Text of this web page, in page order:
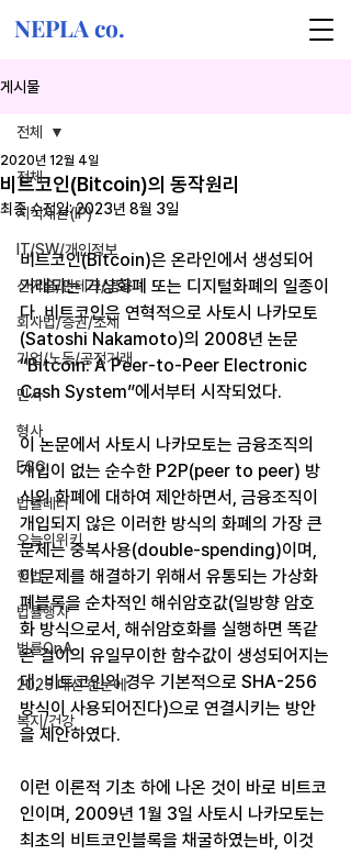
NEPLA co.
게시물
전체
지식재산(IP)
IT/SW/개인정보
신기술/핀테크/금융
회사법/증권/조세
기업/노동/공정거래
민사
형사
ESG
법률레터
오늘의위키
헌법
법률행사
법률QnA
2025 대선 한눈에
복지/건강
전체
비트코인(Bitcoin)의 동작원리
2020년 12월 4일
최종 수정일:2023년 8월 3일
비트코인(Bitcoin)은 온라인에서 생성되어
거래되는 가상화폐 또는 디지털화폐의 일종이
다. 비트코인은 연혁적으로 사토시 나카모토
(Satoshi Nakamoto)의 2008년 논문
“Bitcoin: A Peer-to-Peer Electronic
Cash System”에서부터 시작되었다.
이 논문에서 사토시 나카모토는 금융조직의
개입이 없는 순수한 P2P(peer to peer) 방
식의 화폐에 대하여 제안하면서, 금융조직이
개입되지 않은 이러한 방식의 화폐의 가장 큰
문제는 중복사용(double-spending)이며,
이 문제를 해결하기 위해서 유통되는 가상화
폐블록을 순차적인 해쉬암호값(일방향 암호
화 방식으로서, 해쉬암호화를 실행하면 똑같
은 길이의 유일무이한 함수값이 생성되어지는
데, 비트코인의 경우 기본적으로 SHA-256
방식이 사용되어진다)으로 연결시키는 방안
을 제안하였다.
이런 이론적 기초 하에 나온 것이 바로 비트코
인이며, 2009년 1월 3일 사토시 나카모토는
최초의 비트코인블록을 채굴하였는바, 이것